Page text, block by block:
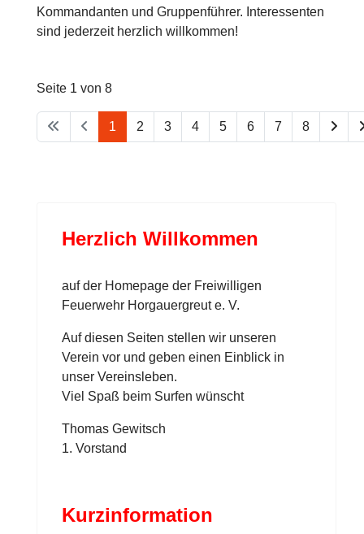
Kommandanten und Gruppenführer. Interessenten
sind jederzeit herzlich willkommen!
Seite 1 von 8
1 2 3 4 5 6 7 8
Herzlich Willkommen
auf der Homepage der Freiwilligen
Feuerwehr Horgauergreut e. V.
Auf diesen Seiten stellen wir unseren
Verein vor und geben einen Einblick in
unser Vereinsleben.
Viel Spaß beim Surfen wünscht
Thomas Gewitsch
1. Vorstand
Kurzinformation